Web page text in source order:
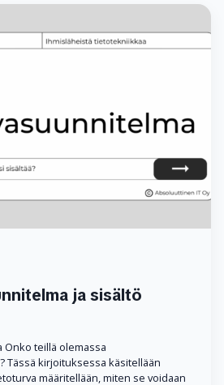
ja sisältö
teillä olemassa
Tässä kirjoituksessa käsitellään
määritellään, miten se voidaan